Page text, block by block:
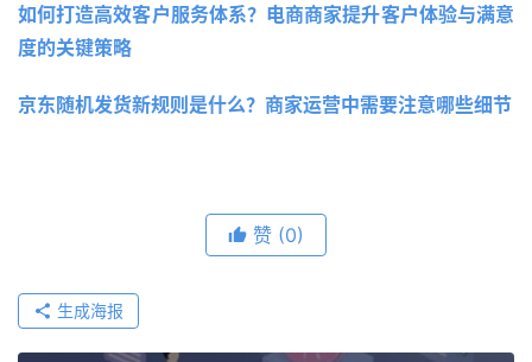
如何打造高效客户服务体系？电商商家提升客户体验与满意
度的关键策略
京东随机发货新规则是什么？商家运营中需要注意哪些细节
赞 (0)
生成海报